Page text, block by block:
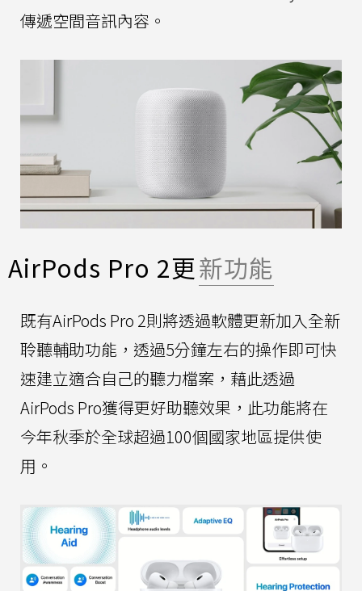
傳遞空間音訊內容。
AirPods Pro 2更新功能
既有AirPods Pro 2則將透過軟體更新加入全新
聆聽輔助功能，透過5分鐘左右的操作即可快
速建立適合自己的聽力檔案，藉此透過
AirPods Pro獲得更好助聽效果，此功能將在
今年秋季於全球超過100個國家地區提供使
用。